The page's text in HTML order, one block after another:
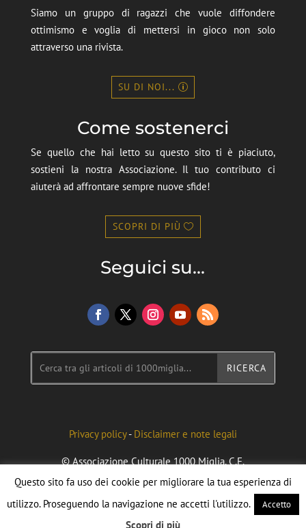
Siamo un gruppo di ragazzi che vuole diffondere
ottimismo e voglia di mettersi in gioco non solo
attraverso una rivista.
SU DI NOI...
Come sostenerci
Se quello che hai letto su questo sito ti è piaciuto,
sostieni la nostra Associazione. Il tuo contributo ci
aiuterà ad affrontare sempre nuove sfide!
SCOPRI DI PIÙ
Seguici su...
Privacy policy- Disclaimer e note legali
© Associazione Culturale 1000 Miglia. C.F.
96092090040. Credits to Federico Flecchia
Questo sito fa uso dei cookie per migliorare la tua esperienza di
utilizzo. Proseguendo la navigazione ne accetti l'utilizzo.
Accetto
Scopri di più